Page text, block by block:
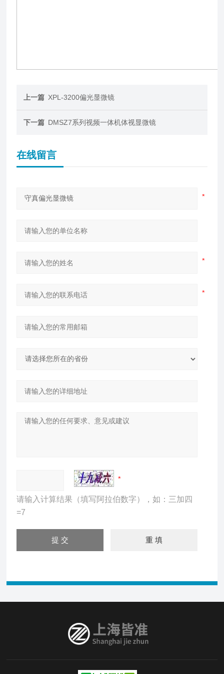
上一篇 XPL-3200偏光显微镜
下一篇 DMSZ7系列视频一体机体视显微镜
在线留言
请输入计算结果（填写阿拉伯数字），如：三加四
=7